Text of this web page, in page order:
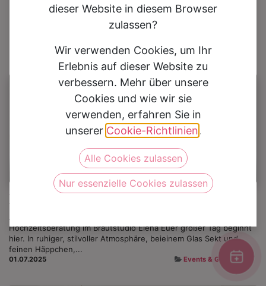
Expertenblog
Andreas Steiger
Events
Hochzeitsberatung im Brautstudio Elena Euer großer Tag beginnt
hier. In ruhiger, stilvoller Atmosphäre, beieinem Glas Sekt und
feinen Häppchen,...
01.07.2025 Events & Gutscheine
dieser Website in diesem Browser
zulassen?
Wir verwenden Cookies, um Ihr
Erlebnis auf dieser Website zu
verbessern. Mehr über unsere
Cookies und wie wir sie
verwenden, erfahren Sie in
unserer Cookie-Richtlinien.
Alle Cookies zulassen
Nur essenzielle Cookies zulassen